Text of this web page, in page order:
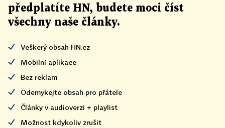
předplatíte HN, budete moci číst
všechny naše články.
Veškerý obsah HN.cz
Mobilní aplikace
Bez reklam
Odemykejte obsah pro přátele
Články v audioverzi + playlist
Možnost kdykoliv zrušit